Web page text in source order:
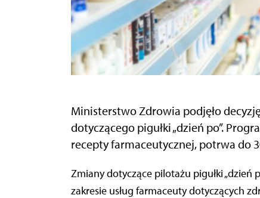
Ministerstwo Zdrowia podjęło
dotyczącego pigułki „dzień po”.
recepty farmaceutycznej, potrwa do
Zmiany dotyczące pilotażu pigułki „dzień po” znalazły się w projekcie rozporządzenia z 5 maja w
zakresie usług farmaceuty dotyczących